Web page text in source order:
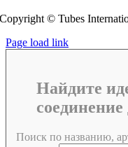
Copyright © Tubes
Page load link
Найдите
Поиск по названию,